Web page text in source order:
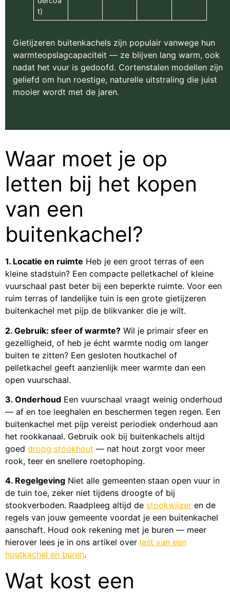
t)
Gietijzeren buitenkachels zijn populair vanwege hun
warmteopslagcapaciteit — ze blijven lang warm, ook
nadat het vuur is gedoofd. Cortenstalen modellen zijn
geliefd om hun roestige, naturelle uitstraling die juist
mooier wordt met de jaren.
Waar moet je op
letten bij het kopen
van een
buitenkachel?
1. Locatie en ruimte Heb je een groot terras of een
kleine stadstuin? Een compacte pelletkachel of kleine
vuurschaal past beter bij een beperkte ruimte. Voor een
ruim terras of landelijke tuin is een grote gietijzeren
buitenkachel met pijp de blikvanker die je wilt.
2. Gebruik: sfeer of warmte? Wil je primair sfeer en
gezelligheid, of heb je écht warmte nodig om langer
buiten te zitten? Een gesloten houtkachel of
pelletkachel geeft aanzienlijk meer warmte dan een
open vuurschaal.
3. Onderhoud Een vuurschaal vraagt weinig onderhoud
— af en toe leeghalen en beschermen tegen regen. Een
buitenkachel met pijp vereist periodiek onderhoud aan
het rookkanaal. Gebruik ook bij buitenkachels altijd
goed droog stookhout — nat hout zorgt voor meer
rook, teer en snellere roetophoping.
4. Regelgeving Niet alle gemeenten staan open vuur in
de tuin toe, zeker niet tijdens droogte of bij
stookverboden. Raadpleeg altijd de stookwijzer en de
regels van jouw gemeente voordat je een buitenkachel
aanschaft. Houd ook rekening met je buren — meer
hierover lees je in ons artikel over last van een
houtkachel en buren.
Wat kost een